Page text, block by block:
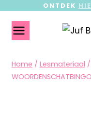
ONTDEK
Home / Lesmateriaal /